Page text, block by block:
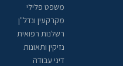
משפט פלילי
מקרקעין ונדל"ן
רשלנות רפואית
נזיקין ותאונות
דיני עבודה